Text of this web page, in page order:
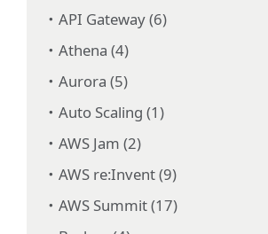
API Gateway (6)
Athena (4)
Aurora (5)
Auto Scaling (1)
AWS Jam (2)
AWS re:Invent (9)
AWS Summit (17)